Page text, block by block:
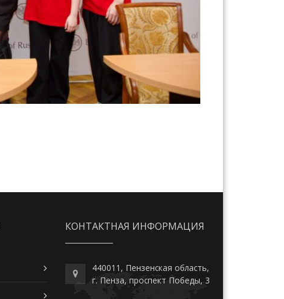
КОНТАКТНАЯ ИНФОРМАЦИЯ
440011, Пензенская область,
г. Пенза, проспект Победы, 3